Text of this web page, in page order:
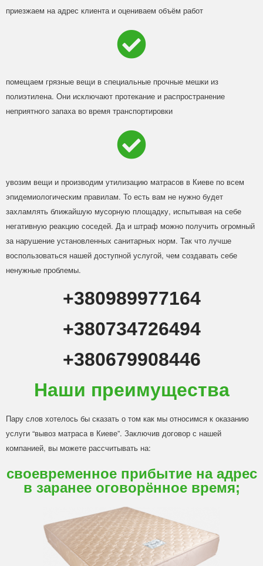
приезжаем на адрес клиента и оцениваем объём работ
помещаем грязные вещи в специальные прочные мешки из
полиэтилена. Они исключают протекание и распространение
неприятного запаха во время транспортировки
увозим вещи и производим утилизацию матрасов в Киеве по всем
эпидемиологическим правилам. То есть вам не нужно будет
захламлять ближайшую мусорную площадку, испытывая на себе
негативную реакцию соседей. Да и штраф можно получить огромный
за нарушение установленных санитарных норм. Так что лучше
воспользоваться нашей доступной услугой, чем создавать себе
ненужные проблемы.
+380989977164
+380734726494
+380679908446
Наши преимущества
Пару слов хотелось бы сказать о том как мы относимся к оказанию
услуги “вывоз матраса в Киеве”. Заключив договор с нашей
компанией, вы можете рассчитывать на:
своевременное прибытие на адрес
в заранее оговорённое время;